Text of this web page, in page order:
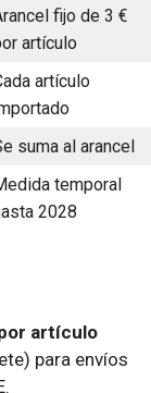
fijo de 3 €
artículo
artículo
suma al arancel
temporal
2028
artículo
para envíos